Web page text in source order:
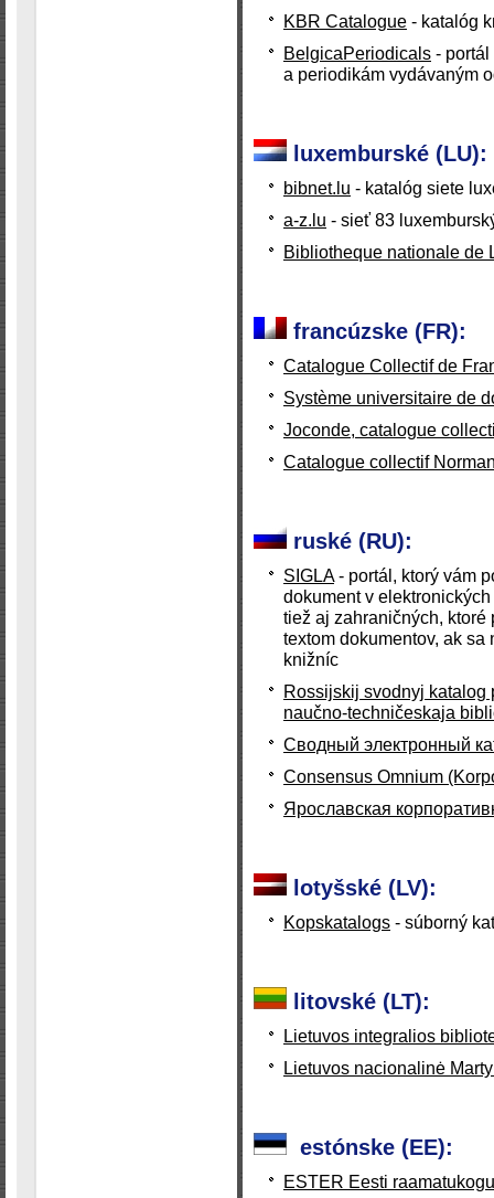
KBR Catalogue - katalóg
BelgicaPeriodicals -
a periodikám vydávaným
luxemburské (LU):
bibnet.lu - katalóg siete
a-z.lu - sieť 83
Bibliotheque nationale de
francúzske (FR):
Catalogue Collectif de
Système universitaire de
Joconde, catalogue
Catalogue collectif
ruské (RU):
SIGLA- portál, ktorý vám
dokument v
tiež aj zahraničných,
textom dokumentov, ak
knižníc
Rossijskij svodnyj katalog
naučno-techničeskaja
Сводный электронный
Consensus Omnium
Ярославская
lotyšské (LV):
Kopskatalogs - súborný
litovské (LT):
Lietuvos integralios
Lietuvos nacionalinė
estónske (EE):
ESTER Eesti